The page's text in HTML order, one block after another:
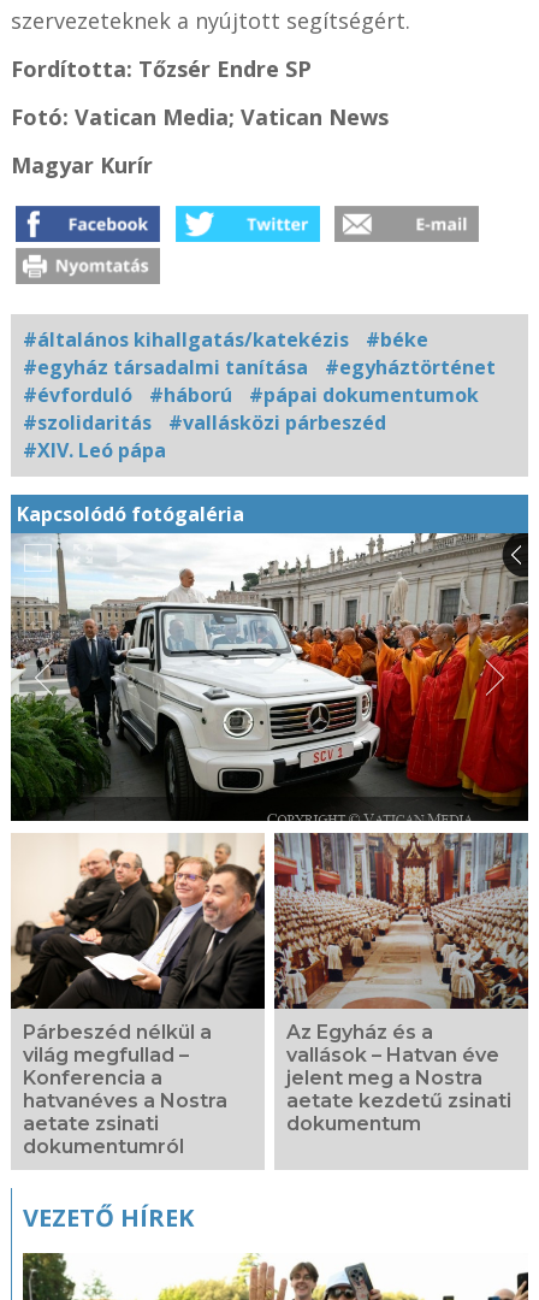
szervezeteknek a nyújtott segítségért.
Fordította: Tőzsér Endre SP
Fotó: Vatican Media; Vatican News
Magyar Kurír
#általános kihallgatás/katekézis
#béke
#egyház társadalmi tanítása
#egyháztörténet
#évforduló
#háború
#pápai dokumentumok
#szolidaritás
#vallásközi párbeszéd
#XIV. Leó pápa
Kapcsolódó fotógaléria
Párbeszéd nélkül a
világ megfullad –
Konferencia a
hatvanéves a Nostra
aetate zsinati
dokumentumról
Az Egyház és a
vallások – Hatvan éve
jelent meg a Nostra
aetate kezdetű zsinati
dokumentum
VEZETŐ HÍREK